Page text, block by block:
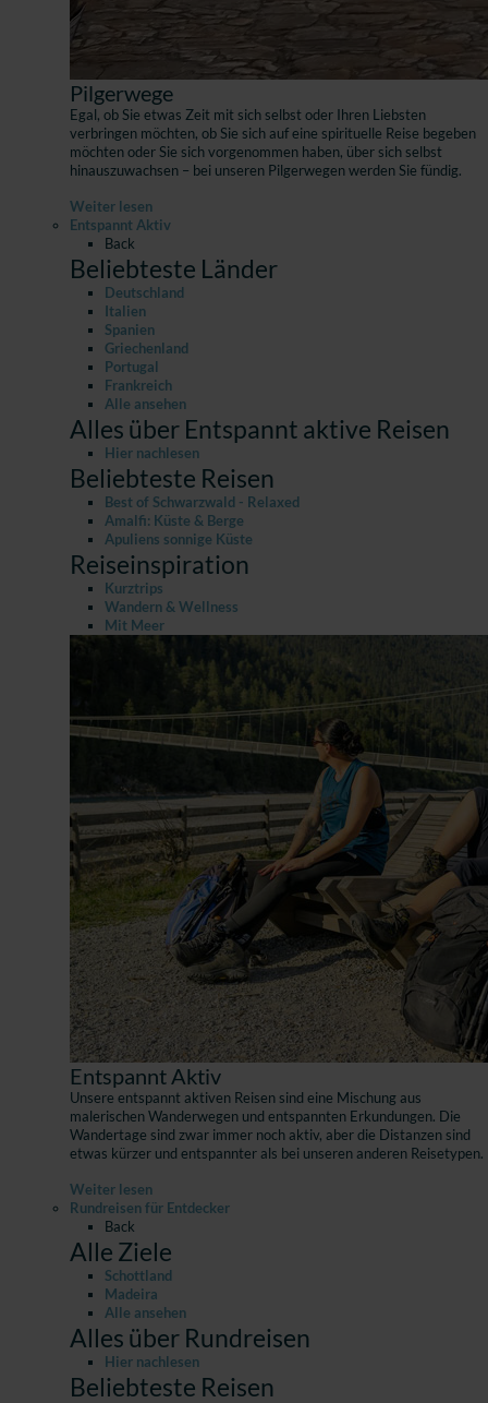
Pilgerwege
Egal, ob Sie etwas Zeit mit sich selbst oder Ihren Liebsten
verbringen möchten, ob Sie sich auf eine spirituelle Reise begeben
möchten oder Sie sich vorgenommen haben, über sich selbst
hinauszuwachsen – bei unseren Pilgerwegen werden Sie fündig.
Weiter lesen
Entspannt Aktiv
Back
Beliebteste Länder
Deutschland
Italien
Spanien
Griechenland
Portugal
Frankreich
Alle ansehen
Alles über Entspannt aktive Reisen
Hier nachlesen
Beliebteste Reisen
Best of Schwarzwald - Relaxed
Amalfi: Küste & Berge
Apuliens sonnige Küste
Reiseinspiration
Kurztrips
Wandern & Wellness
Mit Meer
Entspannt Aktiv
Unsere entspannt aktiven Reisen sind eine Mischung aus
malerischen Wanderwegen und entspannten Erkundungen. Die
Wandertage sind zwar immer noch aktiv, aber die Distanzen sind
etwas kürzer und entspannter als bei unseren anderen Reisetypen.
Weiter lesen
Rundreisen für Entdecker
Back
Alle Ziele
Schottland
Madeira
Alle ansehen
Alles über Rundreisen
Hier nachlesen
Beliebteste Reisen